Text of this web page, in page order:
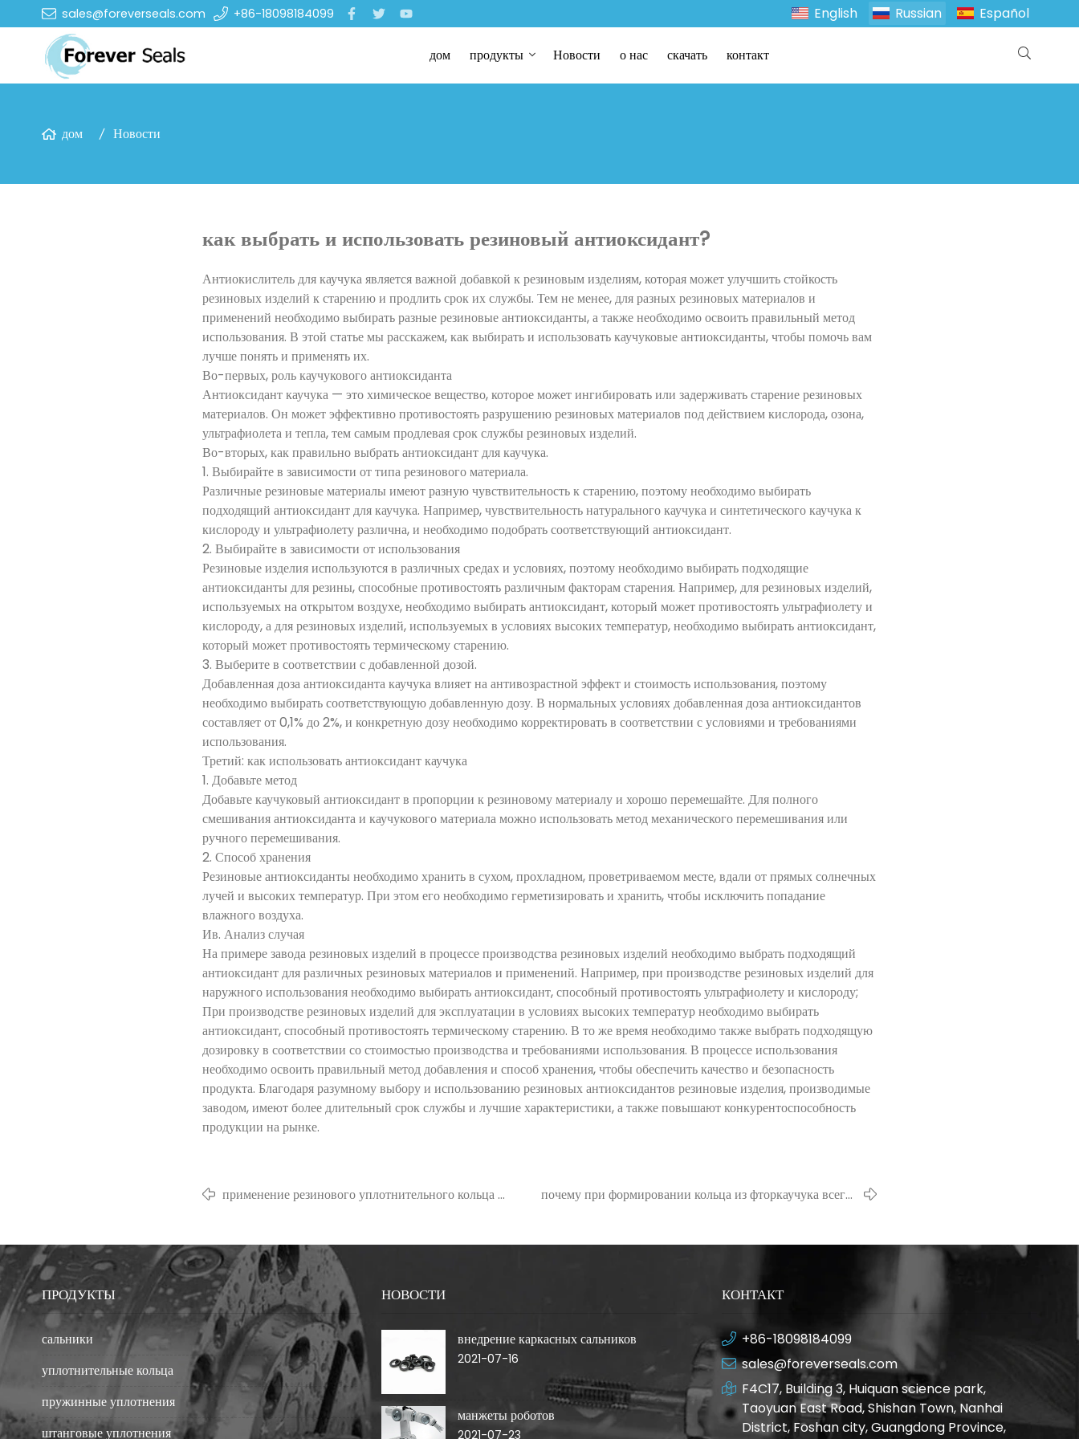
sales@foreverseals.com +86-18098184099 English Russian Español
дом продукты Новости о нас скачать контакт
дом Новости
как выбрать и использовать резиновый антиоксидант?
Антиокислитель для каучука является важной добавкой к резиновым изделиям, которая может улучшить стойкость
резиновых изделий к старению и продлить срок их службы. Тем не менее, для разных резиновых материалов и
применений необходимо выбирать разные резиновые антиоксиданты, а также необходимо освоить правильный метод
использования. В этой статье мы расскажем, как выбирать и использовать каучуковые антиоксиданты, чтобы помочь вам
лучше понять и применять их.
Во-первых, роль каучукового антиоксиданта
Антиоксидант каучука — это химическое вещество, которое может ингибировать или задерживать старение резиновых
материалов. Он может эффективно противостоять разрушению резиновых материалов под действием кислорода, озона,
ультрафиолета и тепла, тем самым продлевая срок службы резиновых изделий.
Во-вторых, как правильно выбрать антиоксидант для каучука.
1. Выбирайте в зависимости от типа резинового материала.
Различные резиновые материалы имеют разную чувствительность к старению, поэтому необходимо выбирать
подходящий антиоксидант для каучука. Например, чувствительность натурального каучука и синтетического каучука к
кислороду и ультрафиолету различна, и необходимо подобрать соответствующий антиоксидант.
2. Выбирайте в зависимости от использования
Резиновые изделия используются в различных средах и условиях, поэтому необходимо выбирать подходящие
антиоксиданты для резины, способные противостоять различным факторам старения. Например, для резиновых изделий,
используемых на открытом воздухе, необходимо выбирать антиоксидант, который может противостоять ультрафиолету и
кислороду, а для резиновых изделий, используемых в условиях высоких температур, необходимо выбирать антиоксидант,
который может противостоять термическому старению.
3. Выберите в соответствии с добавленной дозой.
Добавленная доза антиоксиданта каучука влияет на антивозрастной эффект и стоимость использования, поэтому
необходимо выбирать соответствующую добавленную дозу. В нормальных условиях добавленная доза антиоксидантов
составляет от 0,1% до 2%, и конкретную дозу необходимо корректировать в соответствии с условиями и требованиями
использования.
Третий: как использовать антиоксидант каучука
1. Добавьте метод
Добавьте каучуковый антиоксидант в пропорции к резиновому материалу и хорошо перемешайте. Для полного
смешивания антиоксиданта и каучукового материала можно использовать метод механического перемешивания или
ручного перемешивания.
2. Способ хранения
Резиновые антиоксиданты необходимо хранить в сухом, прохладном, проветриваемом месте, вдали от прямых солнечных
лучей и высоких температур. При этом его необходимо герметизировать и хранить, чтобы исключить попадание
влажного воздуха.
Ив. Анализ случая
На примере завода резиновых изделий в процессе производства резиновых изделий необходимо выбрать подходящий
антиоксидант для различных резиновых материалов и применений. Например, при производстве резиновых изделий для
наружного использования необходимо выбирать антиоксидант, способный противостоять ультрафиолету и кислороду;
При производстве резиновых изделий для эксплуатации в условиях высоких температур необходимо выбирать
антиоксидант, способный противостоять термическому старению. В то же время необходимо также выбрать подходящую
дозировку в соответствии со стоимостью производства и требованиями использования. В процессе использования
необходимо освоить правильный метод добавления и способ хранения, чтобы обеспечить качество и безопасность
продукта. Благодаря разумному выбору и использованию резиновых антиоксидантов резиновые изделия, производимые
заводом, имеют более длительный срок службы и лучшие характеристики, а также повышают конкурентоспособность
продукции на рынке.
применение резинового уплотнительного кольца в
почему при формировании кольца из фторкаучука всегда
ПРОДУКТЫ
сальники
уплотнительные кольца
пружинные уплотнения
штанговые уплотнения
НОВОСТИ
внедрение каркасных сальников
2021-07-16
манжеты роботов
2021-07-23
КОНТАКТ
+86-18098184099
sales@foreverseals.com
F4C17, Building 3, Huiquan science park,
Taoyuan East Road, Shishan Town, Nanhai
District, Foshan city, Guangdong Province,